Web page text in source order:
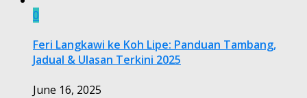
0
Feri Langkawi ke Koh Lipe: Panduan Tambang,
Jadual & Ulasan Terkini 2025
June 16, 2025